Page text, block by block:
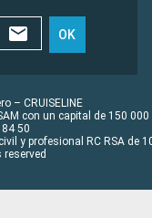
OK
– CRUISELINE
con un capital de 150 000
50
y profesional RC RSA de
reserved